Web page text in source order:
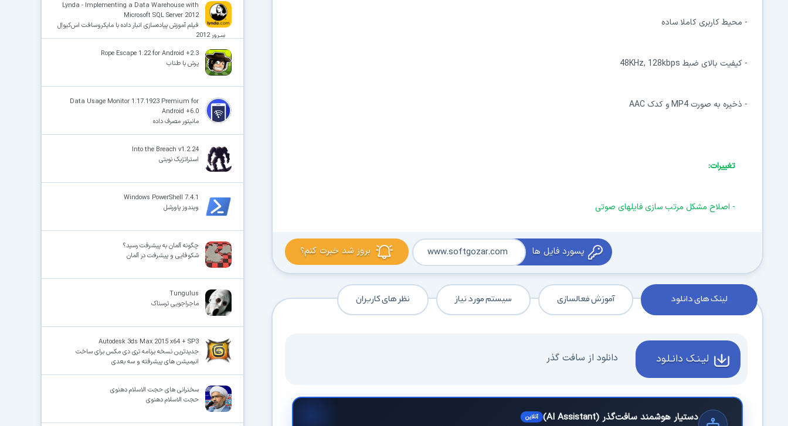
- محیط کاربری کاملا ساده
- کیفیت بالای ضبط 48KHz, 128kbps
- ذخیره به صورت MP4 و کدک AAC
تغییرات:
- اصلاح مشکل مرتب سازی فایلهای صوتی
بروز شد خبرت کنم؟ پسورد فایل ها www.softgozar.com
لینک های دانلود آموزش فعالسازی سیستم مورد نیاز نظر های کاربران
لیـنـک دانـلـود دانلود از سافت گذر
دستیار هوشمند سافت‌گذر (AI Assistant) آنلاین
Lynda - Implementing a Data Warehouse with
Microsoft SQL Server 2012
فیلم آموزش پیاده‌سازی انبار داده با مایکروسافت اس‌کیو‌اِل
سِـروِر 2012
Rope Escape 1.22 for Android +2.3
پرش با طناب
Data Usage Monitor 1.17.1923 Premium for
Android +6.0
مانیتور مصرف داده
Into the Breach v1.2.24
استراتژیک نوبتی
Windows PowerShell 7.4.1
ویندوز پاورشل
چگونه آلمان به پیشرفت رسید؟
شکوفایی و پیشرفت در آلمان
Tungulus
ماجراجویی ترسناک
Autodesk 3ds Max 2015 x64 + SP3
جدیدترین نسخه برنامه تری دی مکس برای ساخت
انیمیشن های پیشرفته و سه بعدی
سخنرانی های حجت الاسلام دهنوی
حجت الاسلام دهنوی